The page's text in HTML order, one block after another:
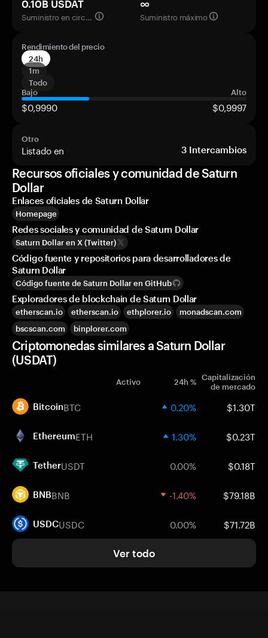
0.10B USDAT
Suministro en circulación
∞
Suministro máximo
Rendimiento del precio
24h
1m
Todo
Bajo
Alto
$0,9990 $0,9997
Otro
Listado en 3 Intercambios
Recursos oficiales y comunidad de Saturn
Dollar
Enlaces oficiales de Saturn Dollar
Homepage
Redes sociales y comunidad de Saturn Dollar
Saturn Dollar en X (Twitter)
Código fuente y repositorios para desarrolladores de
Saturn Dollar
Código fuente de Saturn Dollar en GitHub
Exploradores de blockchain de Saturn Dollar
etherscan.io etherscan.io ethplorer.io
monadscan.com
bscscan.com
binplorer.com
Criptomonedas similares a Saturn Dollar
(USDAT)
Activo 24h % Capitalización
de mercado
BitcoinBTC 0.20% $1.30T
EthereumETH 1.30% $0.23T
TetherUSDT 0.00% $0.18T
BNBBNB -1.40% $79.18B
USDCUSDC 0.00% $71.72B
Ver todo